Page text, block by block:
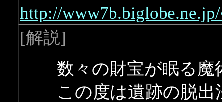
http://
[解説]
数々の財宝が眠る魔
この度は遺跡の脱出